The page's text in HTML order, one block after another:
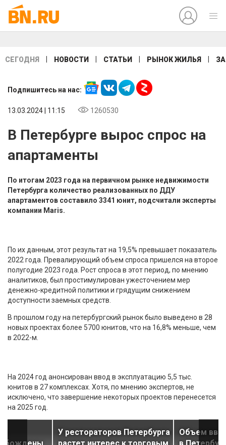
СЕГОДНЯ НОВОСТИ СТАТЬИ РЫНОК ЖИЛЬЯ
Подпишитесь на нас:
13.03.2024 | 11:15 1260530
В Петербурге вырос спрос на
апартаменты
По итогам 2023 года на первичном рынке недвижимости
Петербурга количество реализованных по ДДУ
апартаментов составило 3341 юнит, подсчитали эксперты
компании Maris.
По их данным, этот результат на 19,5% превышает показатель
2022 года. Превалирующий объем спроса пришелся на второе
полугодие 2023 года. Рост спроса в этот период, по мнению
аналитиков, был простимулирован ужесточением мер
денежно-кредитной политики и грядущим снижением
доступности заемных средств.
В прошлом году на петербургский рынок было выведено в 28
новых проектах более 5700 юнитов, что на 16,8% меньше, чем
в 2022-м.
На 2024 год анонсирован ввод в эксплуатацию 5,5 тыс.
юнитов в 27 комплексах. Хотя, по мнению экспертов, не
исключено, что завершение некоторых проектов перенесется
на 2025 год.
У рестораторов Петербурга
растет интерес к торговым
Объем
в